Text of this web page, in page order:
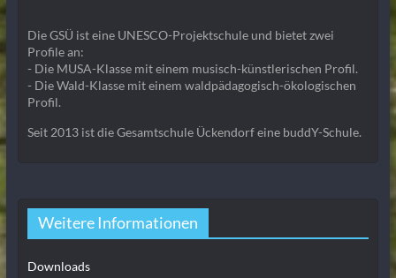
Die GSÜ ist eine UNESCO-Projektschule und bietet zwei
Profile an:
- Die MUSA-Klasse mit einem musisch-künstlerischen Profil.
- Die Wald-Klasse mit einem waldpädagogisch-ökologischen
Profil.
Seit 2013 ist die Gesamtschule Ückendorf eine buddY-Schule.
Weitere Informationen
Downloads